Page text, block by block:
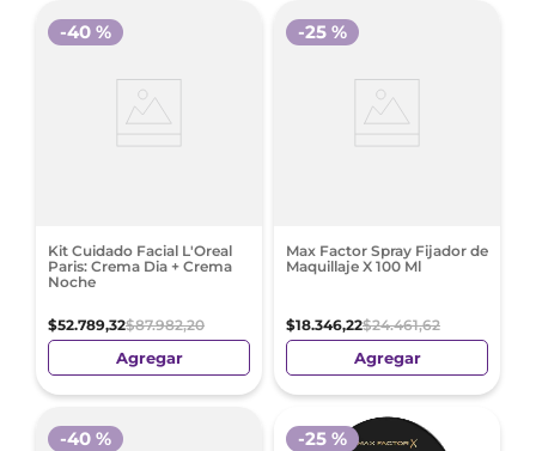
Kit Cuidado Facial L'Oreal
Paris: Crema Dia + Crema
Noche
$52.789,32$87.982,20
-40 %
Agregar
Max Factor Spray Fijador de
Maquillaje X 100 Ml
$18.346,22$24.461,62
-25 %
Agregar
-40 % -25 %